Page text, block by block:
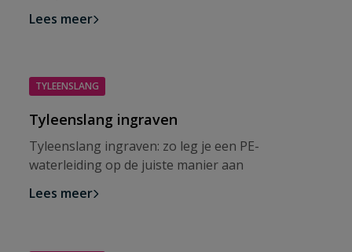
Lees meer
TYLEENSLANG
Tyleenslang ingraven
Tyleenslang ingraven: zo leg je een PE-
waterleiding op de juiste manier aan
Lees meer